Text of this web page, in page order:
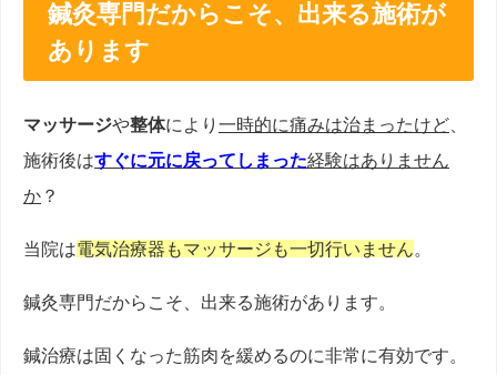
鍼灸専門だからこそ、出来る施術が
あります
マッサージや整体により 一時的に痛みは治まったけど
施術後はすぐに元に戻ってしまった経験はありません
か ？
当院は電気治療器もマッサージも一切行いません
鍼灸専門だからこそ、出来る施術があります。
鍼治療は固くなった筋肉を緩めるのに非常に有効です。